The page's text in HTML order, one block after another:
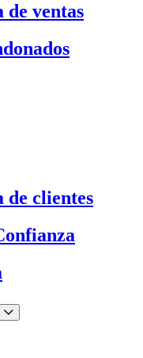
ventas
clientes